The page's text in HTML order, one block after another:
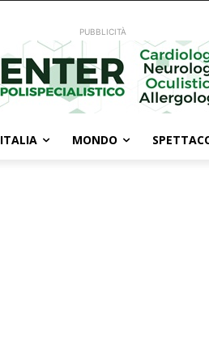
PUBBLICITÀ
ITALIA MONDO